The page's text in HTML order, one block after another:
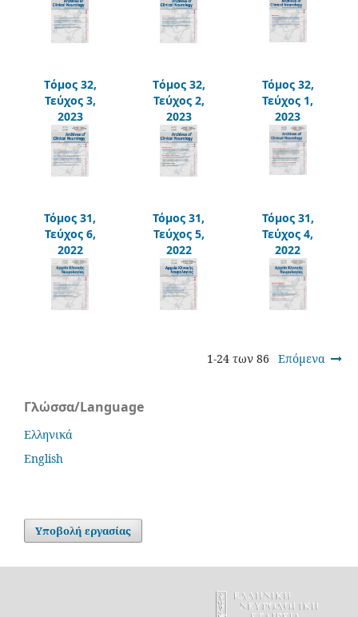
Tόμος 32,
Τεύχος 3,
2023
Tόμος 32,
Τεύχος 2,
2023
Τόμος 32,
Τεύχος 1,
2023
Τόμος 31,
Τεύχος 6,
2022
Τόμος 31,
Τεύχος 5,
2022
Τόμος 31,
Τεύχος 4,
2022
1-24 των 86 Επόμενα
Γλώσσα/Language
Ελληνικά
English
Υποβολή εργασίας